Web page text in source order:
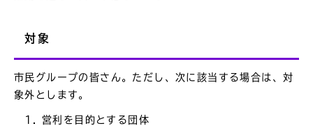
対象
市民グループの皆さん。ただし、次に該当する場合は、対
象外とします。
営利を目的とする団体